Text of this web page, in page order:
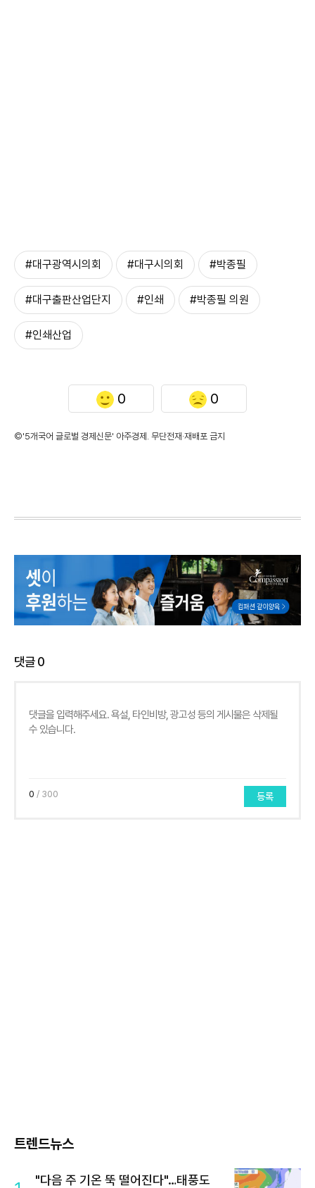
#대구광역시의회 #대구시의회 #박종필
#대구출판산업단지 #인쇄 #박종필 의원
#인쇄산업
0 0
©'5개국어 글로벌 경제신문' 아주경제. 무단전재·재배포 금지
댓글0
0 / 300 등록
트렌드뉴스
"다음 주 기온 뚝 떨어진다"…태풍도